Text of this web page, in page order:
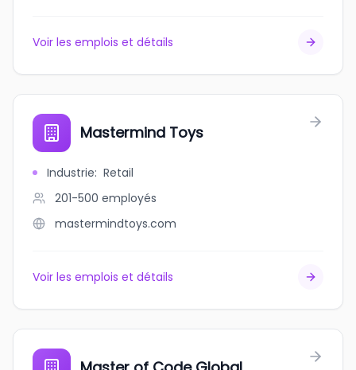
Voir les emplois et détails
Mastermind Toys
Industrie: Retail
201-500 employés
mastermindtoys.com
Voir les emplois et détails